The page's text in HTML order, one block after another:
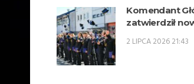
Komendant
zatwierdził
kwalifikacyjne
2 LIPCA 2026 21:43